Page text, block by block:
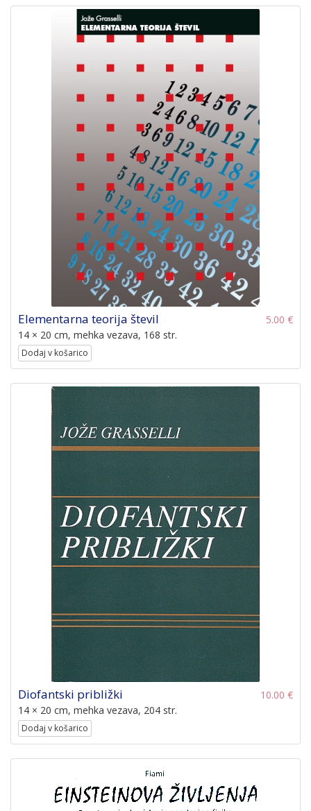
Elementarna teorija števil
5.00 €
14 × 20 cm, mehka vezava, 168 str.
Dodaj v košarico
Diofantski približki
10.00 €
14 × 20 cm, mehka vezava, 204 str.
Dodaj v košarico